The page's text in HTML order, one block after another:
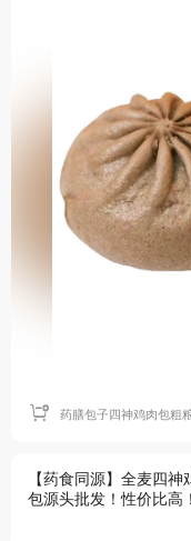
【药食同源】全麦四
包源头批发！性价比高！